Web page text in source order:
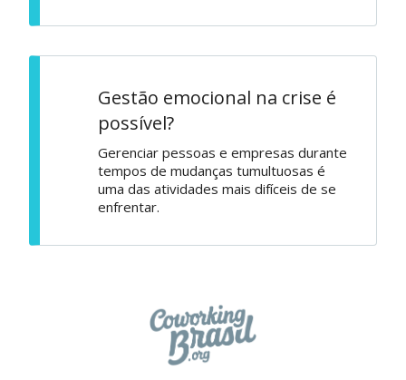
Gestão emocional na crise é
possível?
Gerenciar pessoas e empresas durante
tempos de mudanças tumultuosas é
uma das atividades mais difíceis de se
enfrentar.